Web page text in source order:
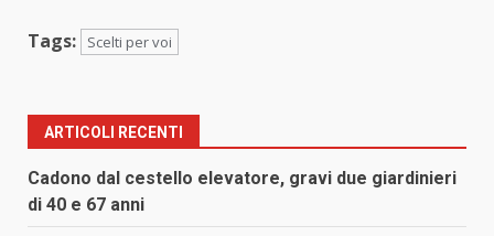
Tags: Scelti per voi
ARTICOLI RECENTI
Cadono dal cestello elevatore, gravi due giardinieri
di 40 e 67 anni